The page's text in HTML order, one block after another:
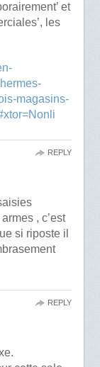
et
les
magasins-
, c’est
si riposte il
REPLY
REPLY